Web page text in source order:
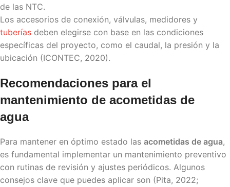
de las NTC.
Los accesorios de conexión, válvulas, medidores y
tuberías deben elegirse con base en las condiciones
específicas del proyecto, como el caudal, la presión y la
ubicación (ICONTEC, 2020).
Recomendaciones para el
mantenimiento de acometidas de
agua
Para mantener en óptimo estado las acometidas de agua,
es fundamental implementar un mantenimiento preventivo
con rutinas de revisión y ajustes periódicos. Algunos
consejos clave que puedes aplicar son (Pita, 2022;